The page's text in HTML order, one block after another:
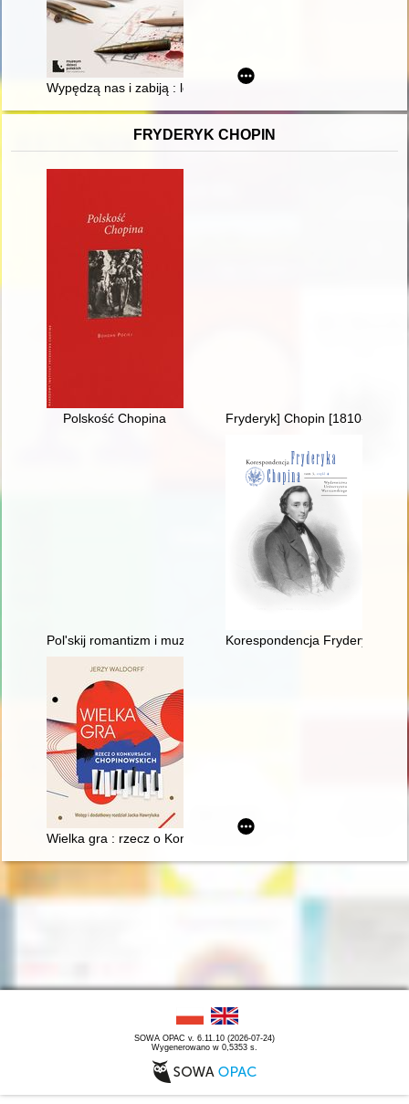
Wypędzą nas i zabiją : losy dzieci Zamojszczyzny w 80.
FRYDERYK CHOPIN
Polskość Chopina Fryderyk] Chopin [1810-1849]
Pol'skij romantizm i muzykal'naja kul'tura L'vova vtoroj
Korespondencja Fryderyka
Wielka gra : rzecz o Konkursach Chopinowskich
SOWA OPAC v. 6.11.10 (2026-07-24)
Wygenerowano w 0,5353 s.